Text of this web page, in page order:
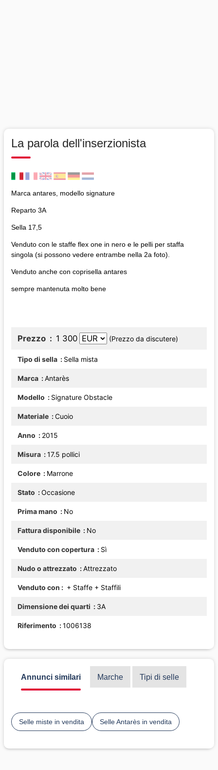
La parola dell'inserzionista
Marca antares, modello signature
Reparto 3A
Sella 17,5
Venduto con le staffe flex one in nero e le pelli per staffa
singola (si possono vedere entrambe nella 2a foto).
Venduto anche con coprisella antares
sempre mantenuta molto bene
Prezzo 1 300 (Prezzo da discutere)
Tipo di sella Sella mista
Marca Antarès
Modello Signature Obstacle
Materiale Cuoio
Anno 2015
Misura 17.5 pollici
Colore Marrone
Stato Occasione
Prima mano No
Fattura disponibile No
Venduto con copertura Sì
Nudo o attrezzato Attrezzato
Venduto con + Staffe + Staffili
Dimensione dei quarti 3A
Riferimento 1006138
Annunci similari Marche Tipi di selle
Selle miste in vendita Selle Antarès in vendita